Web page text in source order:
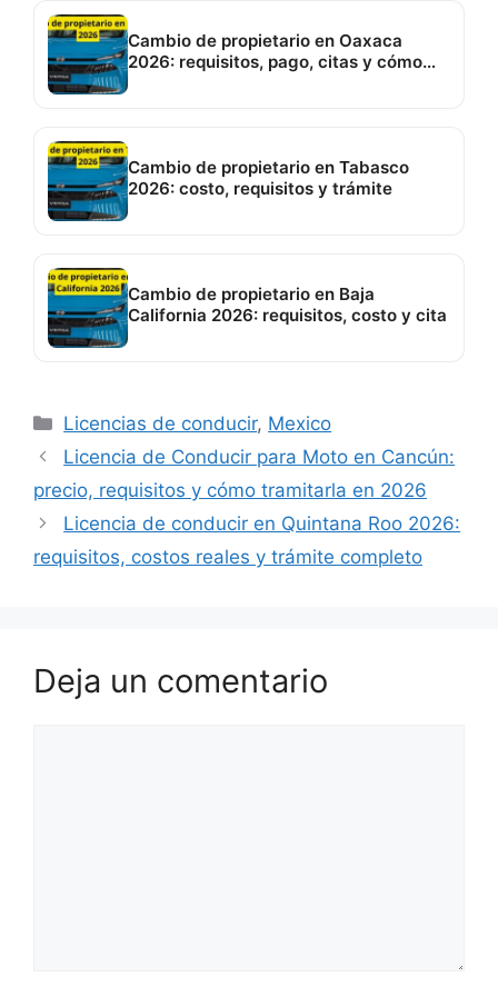
Cambio de propietario en Oaxaca
2026: requisitos, pago, citas y cómo
Cambio de propietario en Tabasco
2026: costo, requisitos y trámite
Cambio de propietario en Baja
California 2026: requisitos, costo y cita
Categorías
Licencias de conducir, Mexico
Licencia de Conducir para Moto en Cancún:
precio, requisitos y cómo tramitarla en 2026
Licencia de conducir en Quintana Roo 2026:
requisitos, costos reales y trámite completo
Deja un comentario